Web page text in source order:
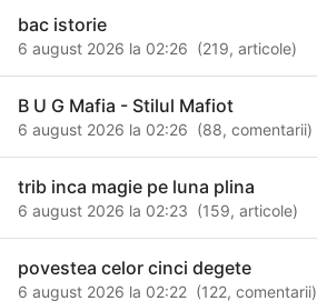
bac istorie
6 august 2026 la 02:26 (219,articole)
B U G Mafia - Stilul Mafiot
6 august 2026 la 02:26 (88,comentarii)
trib inca magie pe luna plina
6 august 2026 la 02:23 (159,articole)
povestea celor cinci degete
6 august 2026 la 02:22 (122,comentarii)